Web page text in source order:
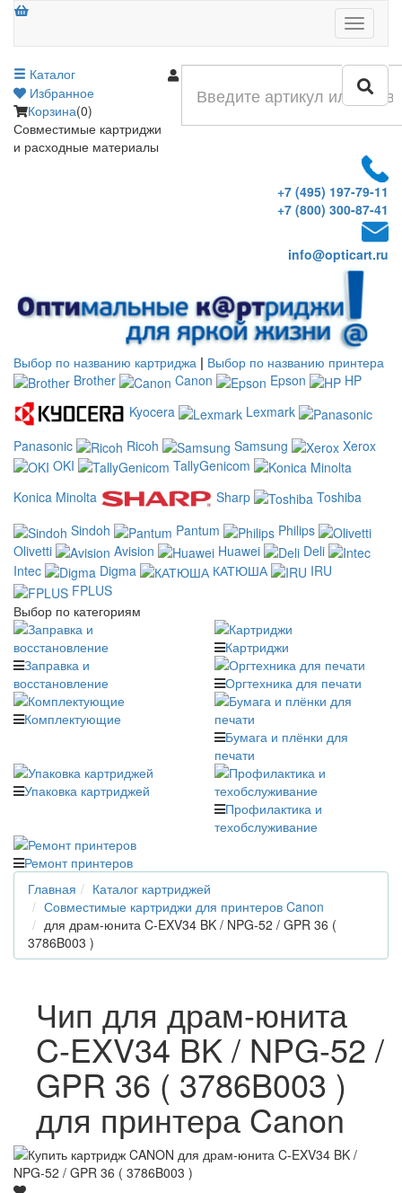
Меню
Каталог
Избранное
Корзина(0)
Совместимые картриджи
и расходные материалы
+7 (495) 197-79-11
+7 (800) 300-87-41
info@opticart.ru
Выбор по названию картриджа | Выбор по названию принтера
Brother
Canon Epson
HP
Kyocera
Lexmark
Panasonic
Ricoh Samsung
Xerox
OKI
TallyGenicom
Konica Minolta
Sharp
Toshiba
Sindoh
Pantum
Philips
Olivetti
Avision Huawei
Deli
Intec
Digma КАТЮША
IRU
FPLUS
Выбор по категориям
Заправка и
восстановление
Картриджи
Оргтехника для печати
Комплектующие
Бумага и плёнки для
печати
Упаковка картриджей
Профилактика и
техобслуживание
Ремонт принтеров
Главная
Каталог картриджей
Совместимые картриджи для принтеров Canon
для драм-юнита C-EXV34 BK / NPG-52 / GPR 36 (
3786B003 )
Чип для драм-юнита
C-EXV34 BK / NPG-52 /
GPR 36 ( 3786B003 )
для принтера Canon